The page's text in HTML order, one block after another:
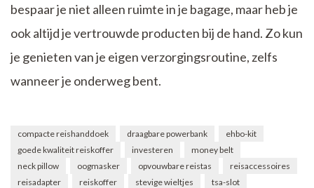
bespaar je niet alleen ruimte in je bagage, maar heb je
ook altijd je vertrouwde producten bij de hand. Zo kun
je genieten van je eigen verzorgingsroutine, zelfs
wanneer je onderweg bent.
compacte reishanddoek draagbare powerbank
ehbo-kit
goede kwaliteit reiskoffer
investeren
money belt
neck pillow
oogmasker opvouwbare reistas
reisaccessoires
reisadapter
reiskoffer stevige wieltjes
tsa-slot